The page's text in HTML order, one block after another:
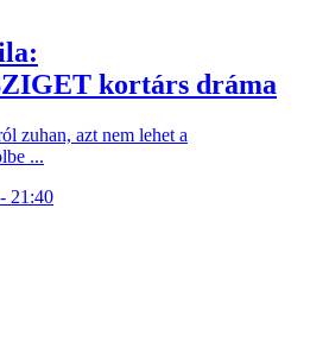
kortárs dráma
zuhan, azt nem lehet a
...
21:40